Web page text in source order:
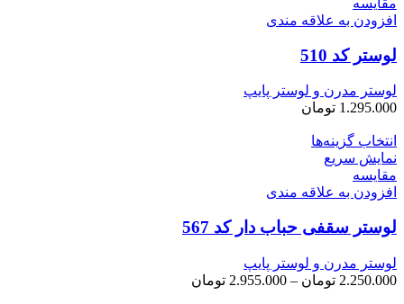
مقايسه
افزودن به علاقه مندی
لوستر کد 510
لوستر مدرن و لوستر پایپ
1.295.000 تومان
انتخاب گزینه‌ها
نمایش سریع
مقايسه
افزودن به علاقه مندی
لوستر سقفی حباب دار کد 567
لوستر مدرن و لوستر پایپ
2.250.000 تومان –
2.955.000 تومان